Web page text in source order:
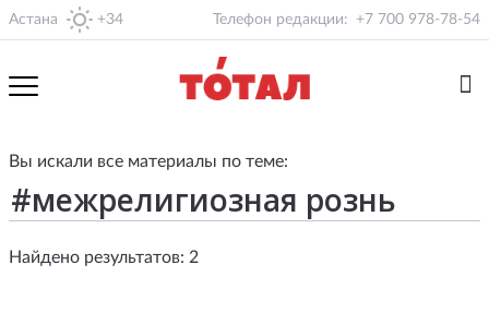
Астана +34 Телефон редакции: +7 700 978-78-54
Вы искали все материалы по теме:
Найдено результатов: 2